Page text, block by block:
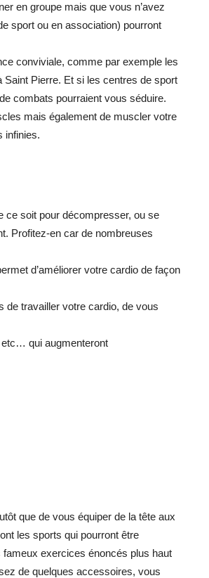
en groupe mais que vous n’avez
sport ou en association) pourront
conviviale, comme par exemple les
Pierre. Et si les centres de sport
combats pourraient vous séduire.
mais également de muscler votre
infinies.
ce soit pour décompresser, ou se
Profitez-en car de nombreuses
d’améliorer votre cardio de façon
de travailler votre cardio, de vous
qui augmenteront
que de vous équiper de la tête aux
les sports qui pourront être
exercices énoncés plus haut
de quelques accessoires, vous